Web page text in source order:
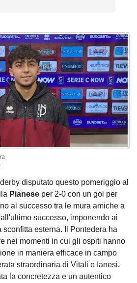
disputato questo pomeriggio al
Pianese per 2-0 con un gol per
al successo tra le mura amiche a
successo, imponendo ai
esterna. Il Pontedera ha
nei momenti in cui gli ospiti hanno
in maniera efficace in campo
straordinaria di Vitali e Ianesi.
la concretezza e un autentico